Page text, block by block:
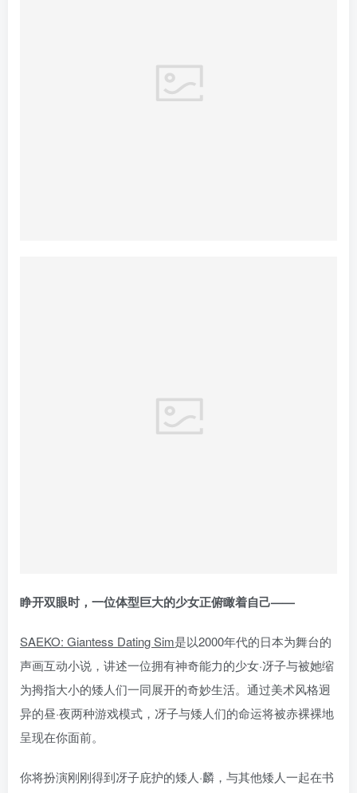
睁开双眼时，一位体型巨大的少女正俯瞰着自己——
SAEKO: Giantess Dating Sim是以2000年代的日本为舞台的
声画互动小说，讲述一位拥有神奇能力的少女·冴子与被她缩
为拇指大小的矮人们一同展开的奇妙生活。通过美术风格迥
异的昼·夜两种游戏模式，冴子与矮人们的命运将被赤裸裸地
呈现在你面前。
你将扮演刚刚得到冴子庇护的矮人·麟，与其他矮人一起在书